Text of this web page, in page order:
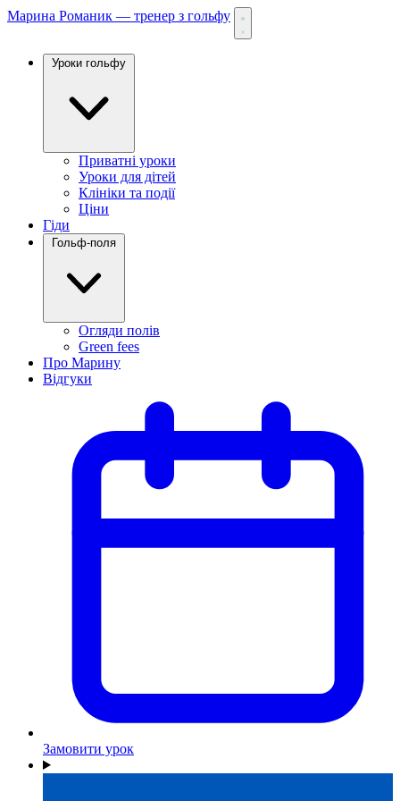
Марина Романик — тренер з гольфу
Приватні уроки
Уроки для дітей
Клініки та події
Ціни
Гіди
Огляди полів
Green fees
Про Марину
Відгуки
Замовити урок